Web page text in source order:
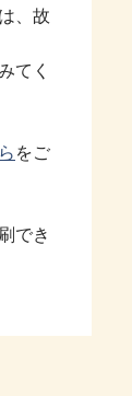
、故
てく
をご
でき